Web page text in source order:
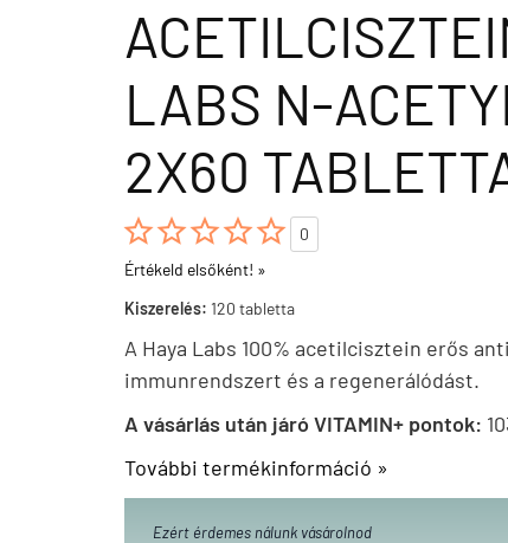
LABS N-
2X60

0
Értékeld elsőként! »
Kiszerelés: 120 tabletta
A Haya Labs 100% acetilcisztein erős
immunrendszert és a regenerálódást.
A vásárlás után járó VITAMIN+ pontok:
További termékinformáció »
Ezért érdemes nálunk vásárolnod